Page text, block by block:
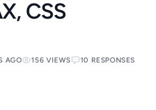
CSS
AGO 156 VIEWS 10 RESPONSES